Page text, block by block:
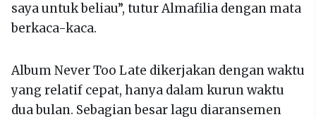
saya untuk beliau”, tutur Almafilia dengan mata
berkaca-kaca.
Album Never Too Late dikerjakan dengan waktu
yang relatif cepat, hanya dalam kurun waktu
dua bulan. Sebagian besar lagu diaransemen